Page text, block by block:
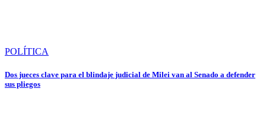
POLÍTICA
Dos jueces clave para el blindaje judicial de Milei van al Senado a defender
sus pliegos